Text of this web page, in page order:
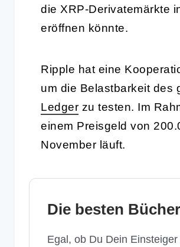
die XRP-Derivatemärkte
eröffnen könnte.
Ripple hat eine
um die Belastbarkeit des
Ledger zu testen. Im
einem Preisgeld von
November läuft.
Die besten
Egal, ob Du Dein